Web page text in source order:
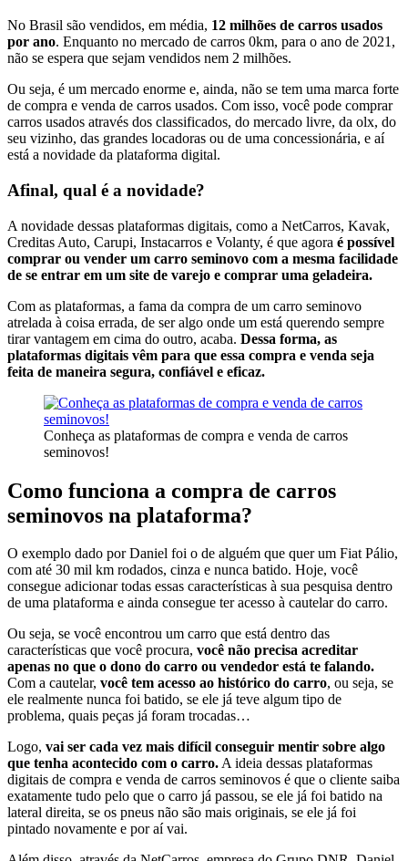
No Brasil são vendidos, em média, 12 milhões de carros usados
por ano. Enquanto no mercado de carros 0km, para o ano de 2021,
não se espera que sejam vendidos nem 2 milhões.
Ou seja, é um mercado enorme e, ainda, não se tem uma marca forte
de compra e venda de carros usados. Com isso, você pode comprar
carros usados através dos classificados, do mercado livre, da olx, do
seu vizinho, das grandes locadoras ou de uma concessionária, e aí
está a novidade da plataforma digital.
Afinal, qual é a novidade?
A novidade dessas plataformas digitais, como a NetCarros, Kavak,
Creditas Auto, Carupi, Instacarros e Volanty, é que agora é possível
comprar ou vender um carro seminovo com a mesma facilidade
de se entrar em um site de varejo e comprar uma geladeira.
Com as plataformas, a fama da compra de um carro seminovo
atrelada à coisa errada, de ser algo onde um está querendo sempre
tirar vantagem em cima do outro, acaba. Dessa forma, as
plataformas digitais vêm para que essa compra e venda seja
feita de maneira segura, confiável e eficaz.
Conheça as plataformas de compra e venda de carros
seminovos!
Como funciona a compra de carros
seminovos na plataforma?
O exemplo dado por Daniel foi o de alguém que quer um Fiat Pálio,
com até 30 mil km rodados, cinza e nunca batido. Hoje, você
consegue adicionar todas essas características à sua pesquisa dentro
de uma plataforma e ainda consegue ter acesso à cautelar do carro.
Ou seja, se você encontrou um carro que está dentro das
características que você procura, você não precisa acreditar
apenas no que o dono do carro ou vendedor está te falando.
Com a cautelar, você tem acesso ao histórico do carro, ou seja, se
ele realmente nunca foi batido, se ele já teve algum tipo de
problema, quais peças já foram trocadas…
Logo, vai ser cada vez mais difícil conseguir mentir sobre algo
que tenha acontecido com o carro.A ideia dessas plataformas
digitais de compra e venda de carros seminovos é que o cliente saiba
exatamente tudo pelo que o carro já passou, se ele já foi batido na
lateral direita, se os pneus não são mais originais, se ele já foi
pintado novamente e por aí vai.